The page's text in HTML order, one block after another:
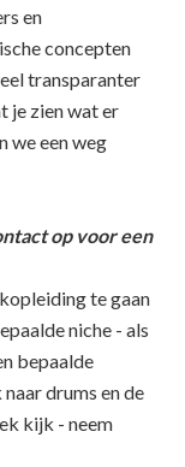
en
concepten
transparanter
je zien wat er
we een weg
op voor een
te gaan
niche - als
bepaalde
drums en de
kijk - neem